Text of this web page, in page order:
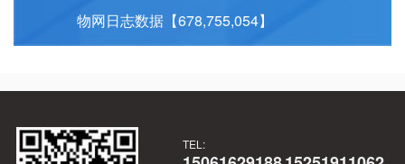
物网日志数据【678,755,054】
TEL: